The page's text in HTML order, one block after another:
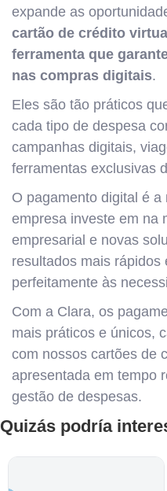
expande as
cartão de crédito
ferramenta que
nas compras digitais.
Eles são tão práticos
cada tipo de despesa
campanhas digitais,
ferramentas exclusivas
O pagamento digital é
empresa investe em na
empresarial e novas
resultados mais rápidos
perfeitamente às
Com a Clara, os
mais práticos e únicos,
com nossos cartões de
apresentada em tempo
gestão de despesas.
Quizás podría